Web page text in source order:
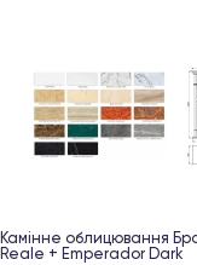
Камінне облицювання
Reale + Emperador Dark